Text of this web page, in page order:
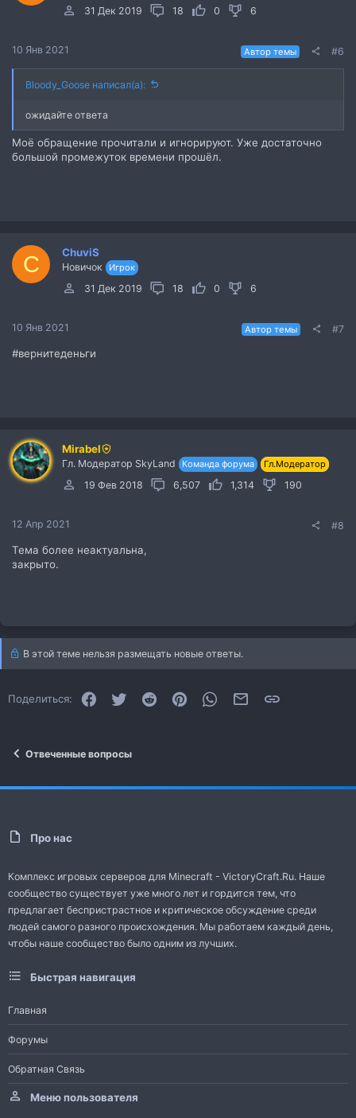
31 Дек 2019 18 0 6
10 Янв 2021 Автор темы #6
Bloody_Goose написал(а):
ожидайте ответа
Моё обращение прочитали и игнорируют. Уже достаточно
большой промежуток времени прошёл.
C ChuviS
Новичок Игрок
31 Дек 2019 18 0 6
10 Янв 2021 Автор темы #7
#вернитеденьги
Mirabel
Гл. Модератор SkyLand Команда форума Гл.Модератор
19 Фев 2018 6,507 1,314 190
12 Апр 2021 #8
Тема более неактуальна,
закрыто.
В этой теме нельзя размещать новые ответы.
Поделиться: FacebookTwitter Reddit PinterestWhatsAppЭлектронная почта
Отвеченные вопросы
Про нас
Комплекс игровых серверов для Minecraft - VictoryCraft.Ru. Наше
сообщество существует уже много лет и гордится тем, что
предлагает беспристрастное и критическое обсуждение среди
людей самого разного происхождения. Мы работаем каждый день,
чтобы наше сообщество было одним из лучших.
Быстрая навигация
Главная
Форумы
Обратная Связь
Меню пользователя